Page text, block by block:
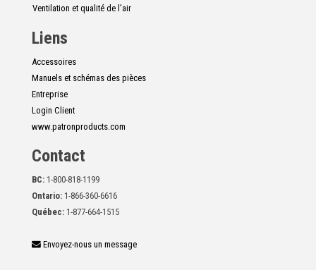
Ventilation et qualité de l'air
Liens
Accessoires
Manuels et schémas des pièces
Entreprise
Login Client
www.patronproducts.com
Contact
BC: 1-800-818-1199
Ontario: 1-866-360-6616
Québec: 1-877-664-1515
Envoyez-nous un message